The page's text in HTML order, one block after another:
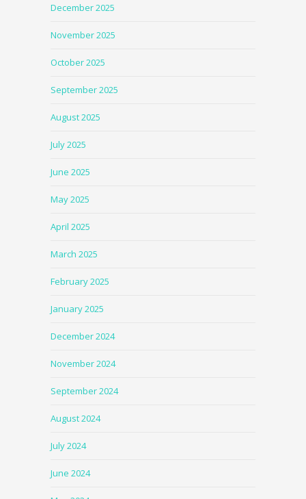
December 2025
November 2025
October 2025
September 2025
August 2025
July 2025
June 2025
May 2025
April 2025
March 2025
February 2025
January 2025
December 2024
November 2024
September 2024
August 2024
July 2024
June 2024